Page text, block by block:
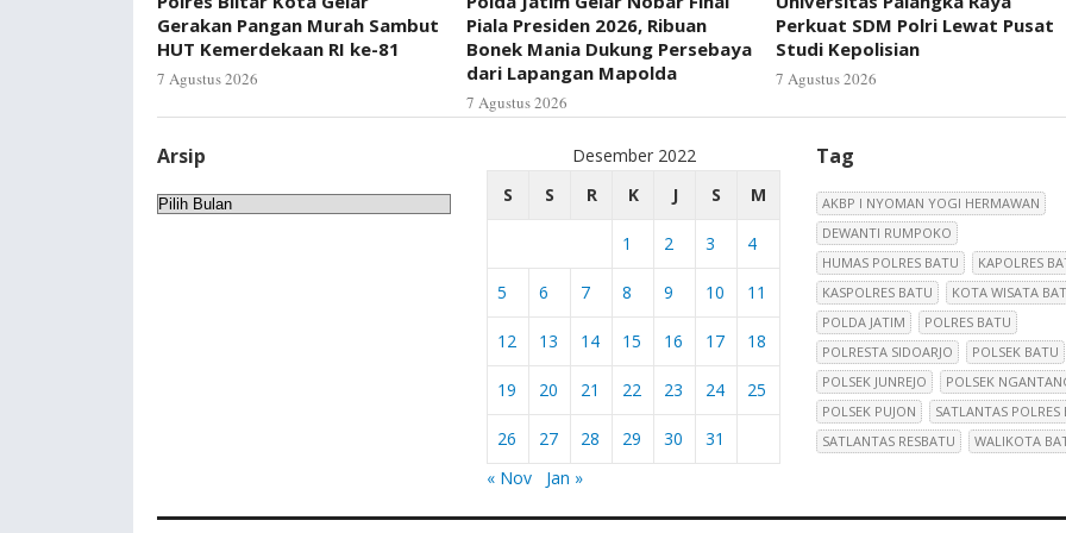
Gerakan Pangan Murah Sambut
HUT Kemerdekaan RI ke-81
7 Agustus 2026
Piala Presiden 2026, Ribuan
Bonek Mania Dukung Persebaya
dari Lapangan Mapolda
7 Agustus 2026
Perkuat SDM Polri Lewat Pusat
Studi Kepolisian
7 Agustus 2026
Arsip
Arsip
Desember 2022
S
S R K J S M
1 2 3 4
5 6 7 8 9 10 11
12 13 14 15 16 17 18
19 20 21 22 23 24 25
26 27 28 29 30
31
« Nov
Jan »
Tag
AKBP I NYOMAN YOGI HERMAWAN
DEWANTI RUMPOKO
HUMAS POLRES BATU
KAPOLRES
KASPOLRES BATU
KOTA WISATA
POLDA JATIM
POLRES BATU
POLRESTA SIDOARJO
POLSEK BATU
POLSEK JUNREJO
POLSEK
POLSEK PUJON
SATLANTAS POLRES
SATLANTAS RESBATU
WALIKOTA